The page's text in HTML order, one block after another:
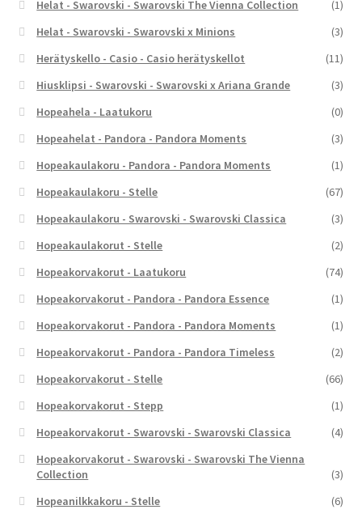
Helat - Swarovski - Swarovski The Vienna Collection
(1)
Helat - Swarovski - Swarovski x Minions
(3)
Herätyskello - Casio - Casio herätyskellot
(11)
Hiusklipsi - Swarovski - Swarovski x Ariana Grande
(3)
Hopeahela - Laatukoru
(0)
Hopeahelat - Pandora - Pandora Moments
(3)
Hopeakaulakoru - Pandora - Pandora Moments
(1)
Hopeakaulakoru - Stelle
(67)
Hopeakaulakoru - Swarovski - Swarovski Classica
(3)
Hopeakaulakorut - Stelle
(2)
Hopeakorvakorut - Laatukoru
(74)
Hopeakorvakorut - Pandora - Pandora Essence
(1)
Hopeakorvakorut - Pandora - Pandora Moments
(1)
Hopeakorvakorut - Pandora - Pandora Timeless
(2)
Hopeakorvakorut - Stelle
(66)
Hopeakorvakorut - Stepp
(1)
Hopeakorvakorut - Swarovski - Swarovski Classica
(4)
Hopeakorvakorut - Swarovski - Swarovski The Vienna
Collection
(3)
Hopeanilkkakoru - Stelle
(6)